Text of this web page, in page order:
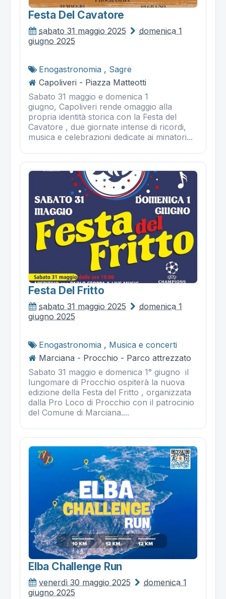
Festa Del Cavatore
sabato 31 maggio 2025
domenica 1
giugno 2025
Enogastronomia , Sagre
Capoliveri - Piazza Matteotti
Sabato 31 maggio e domenica 1
giugno, Capoliveri rende omaggio alla
propria identità storica con la Festa del
Cavatore , due giornate intense di ricordi,
musica e celebrazioni dedicate ai minatori...
Festa Del Fritto
sabato 31 maggio 2025
domenica 1
giugno 2025
Enogastronomia , Musica e concerti
Marciana - Procchio - Parco attrezzato
Sabato 31 maggio e domenica 1° giugno il
lungomare di Procchio ospiterà la nuova
edizione della Festa del Fritto , organizzata
dalla Pro Loco di Procchio con il patrocinio
del Comune di Marciana....
Elba Challenge Run
venerdì 30 maggio 2025
domenica 1
giugno 2025